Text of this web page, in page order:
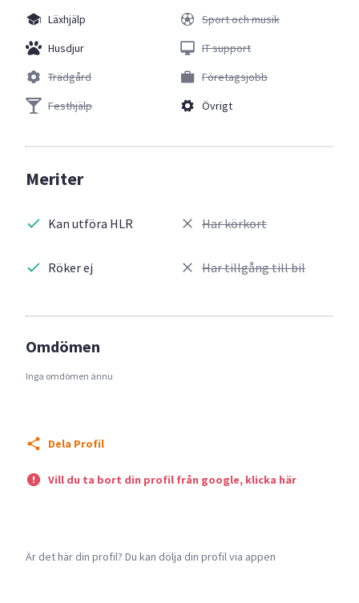
Läxhjälp
Husdjur
Trädgård
Festhjälp
Sport och musik
IT support
Företagsjobb
Övrigt
Meriter
Kan utföra HLR
Röker ej
Har körkort
Har tillgång till bil
Omdömen
Inga omdömen ännu
Dela Profil
Vill du ta bort din profil från google, klicka här
Är det här din profil? Du kan dölja din profil via appen